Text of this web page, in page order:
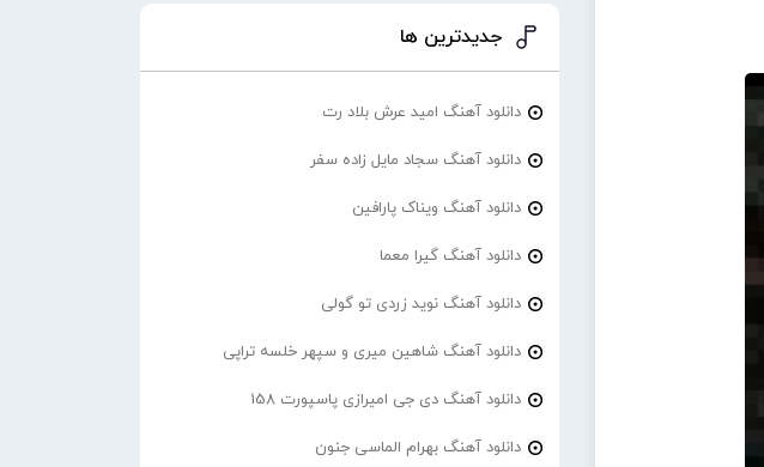
جدیدترین ها
دانلود آهنگ امید عرش بلاد رت
دانلود آهنگ سجاد مایل زاده سفر
دانلود آهنگ ویناک پارافین
دانلود آهنگ گیرا معما
دانلود آهنگ نوید زردی تو گولی
دانلود آهنگ شاهین میری و سپهر خلسه تراپی
دانلود آهنگ دی جی امیرازی پاسپورت 158
دانلود آهنگ بهرام الماسی جنون